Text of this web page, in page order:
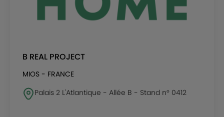
B REAL PROJECT
MIOS - FRANCE
Palais 2 L'Atlantique - Allée B - Stand n° 0412